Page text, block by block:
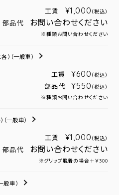
工賃 ¥1,000 （税込）
部品代 お問い合わせください
※種類お問い合わせください
） （一般車）
工賃 ¥600 （税込）
部品代 ¥550 （税込）
※種類お問い合わせください
（一般車）
工賃 ¥1,000 （税込）
部品代 お問い合わせください
※グリップ脱着の場合＋￥300
般車）